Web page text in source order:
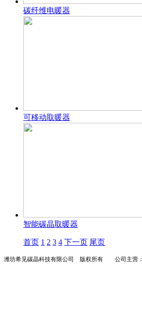
碳纤维电暖器
可移动取暖器
智能碳晶取暖器
首页 1 2 3 4 下一页 尾页
潍坊希见碳晶科技有限公司 版权所有 公司主营：